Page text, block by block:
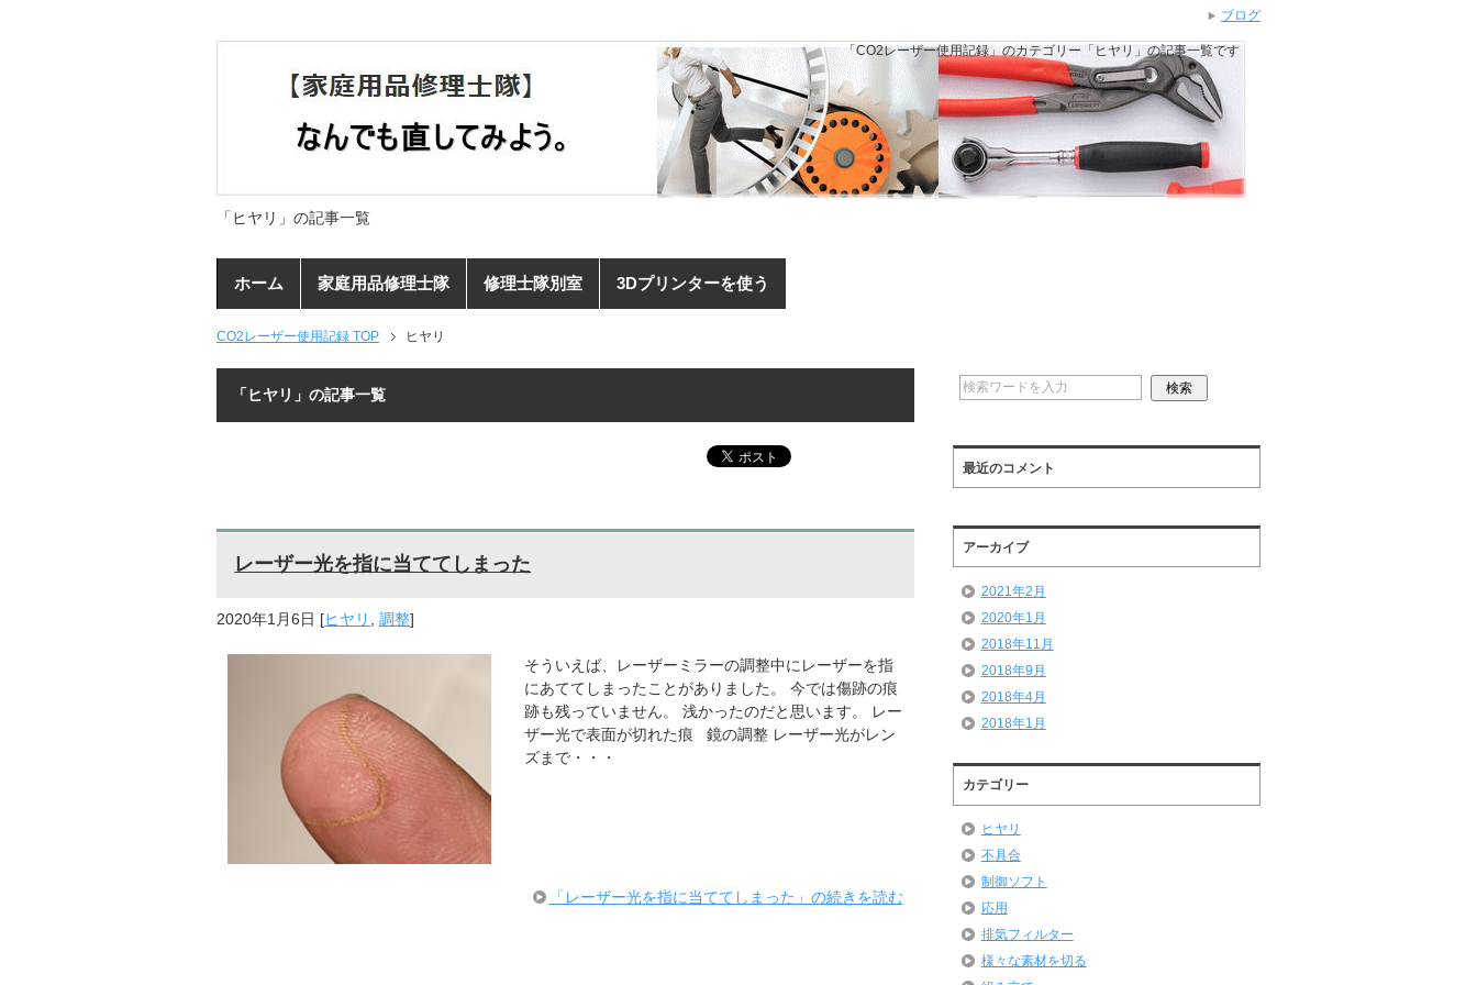
「ヒヤリ」の記事一覧
「CO2レーザー使用記録」のカテゴリー「ヒヤリ」の記事一覧です
ホーム 家庭用品修理士隊 修理士隊別室 3Dプリンターを使う
CO2レーザー使用記録 TOP ヒヤリ
「ヒヤリ」の記事一覧
レーザー光を指に当ててしまった
2020年1月6日 [ヒヤリ 調整]
そういえば、レーザーミラーの調整中にレーザーを指
にあててしまったことがありました。 今では傷跡の痕
跡も残っていません。 浅かったのだと思います。 レー
ザー光で表面が切れた痕 鏡の調整 レーザー光がレン
ズまで・・・
「レーザー光を指に当ててしまった」の続きを読む
最近のコメント
アーカイブ
2021年2月
2020年1月
2018年11月
2018年9月
2018年4月
2018年1月
カテゴリー
ヒヤリ
不具合
制御ソフト
応用
排気フィルター
様々な素材を切る
ブログ